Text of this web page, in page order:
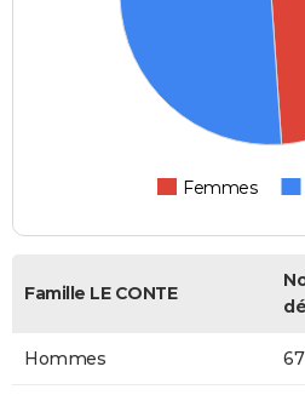
Femmes
Famille LE CONTE
Hommes 67